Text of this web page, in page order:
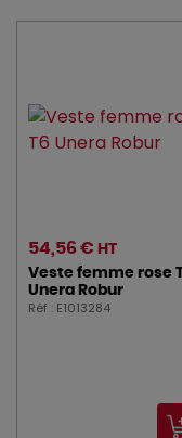
54,56 € HT
Veste femme rose
Unera Robur
Réf : E1013284